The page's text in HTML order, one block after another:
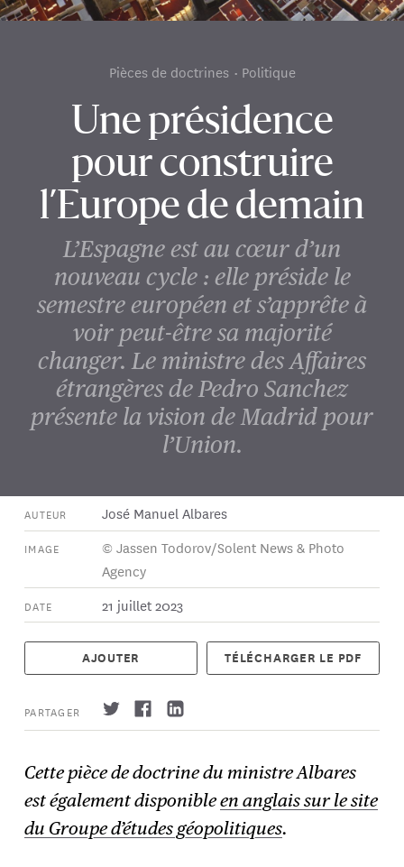
Une présidence
pour construire
l’Europe de demain
L’Espagne est au cœur d’un
nouveau cycle : elle préside le
semestre européen et s’apprête à
voir peut-être sa majorité
changer. Le ministre des Affaires
étrangères de Pedro Sanchez
présente la vision de Madrid pour
l’Union.
Pièces de doctrines Politique
AUTEUR José Manuel Albares
IMAGE
© Jassen Todorov/Solent News & Photo
Agency
DATE 21 juillet 2023
AJOUTER TÉLÉCHARGER LE PDF
PARTAGER
→ S'abonner
Cette pièce de doctrine du ministre Albares
est également disponibleen anglais sur le site
du Groupe d’études géopolitiques.